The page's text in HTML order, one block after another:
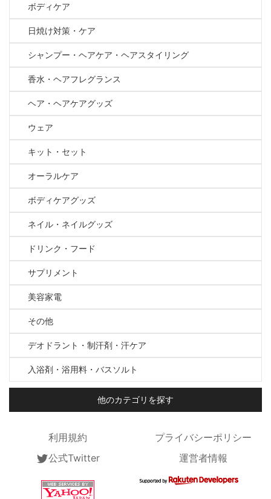
ボディケア
日焼け対策・ケア
シャンプー・ヘアケア・ヘアスタイリング
香水・ヘアフレグランス
ヘア・ヘアケアグッズ
ウェア
キット・セット
オーラルケア
ボディケアグッズ
ネイル・ネイルグッズ
ドリンク・フード
サプリメント
美容家電
その他
デオドラント・制汗剤・汗ケア
入浴剤・浴用料・バスソルト
他のカテゴリを探す
利用規約
プライバシーポリシー
公式Twitter
運営者情報